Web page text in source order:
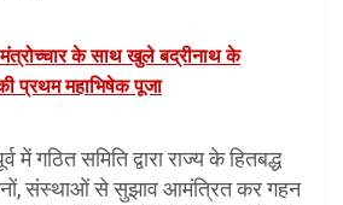
के साथ खुले बद्रीनाथ के
प्रथम महाभिषेक पूजा
में गठित समिति द्वारा राज्य के हितबद्ध
संस्थाओं से सुझाव आमंत्रित कर गहन